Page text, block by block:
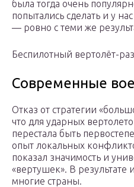
была тогда очень
попытались сделать и у
— ровно с теми же
Беспилотный вертолёт-
Современные
Отказ от стратегии
что для ударных
перестала быть
опыт локальных
показал значимость и
«вертушек». В результате
многие страны.